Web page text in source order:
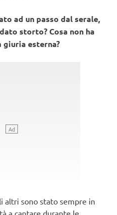
ad un passo dal serale,
storto? Cosa non ha
esterna?
altri sono stato sempre in
a cantare durante le